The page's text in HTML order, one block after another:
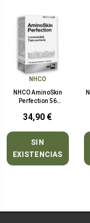
NHCO
NHCO AminoSkin
Perfection 56
34,90 €
SIN
EXISTENCIAS